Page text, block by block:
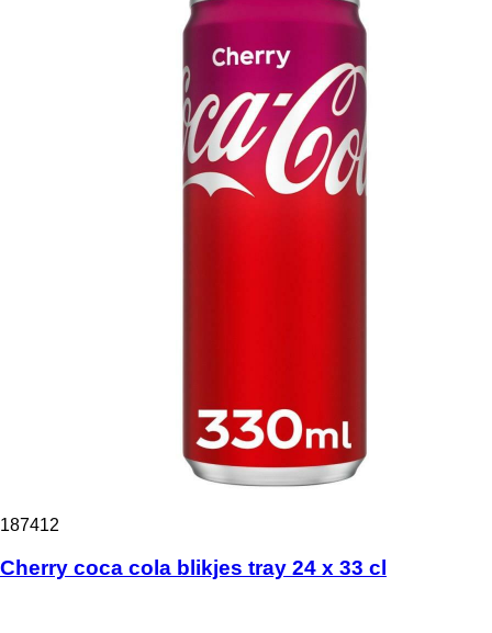
187412
Cherry coca cola blikjes tray 24 x 33 cl